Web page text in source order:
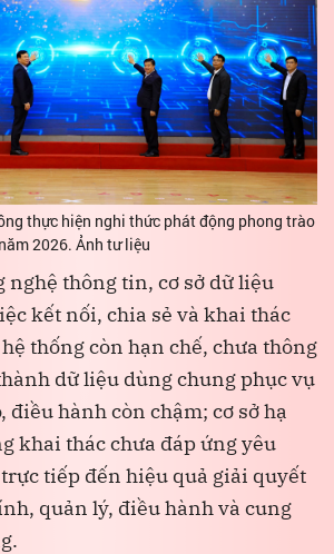
thực hiện nghi thức phát động phong trào
2026. Ảnh tư liệu
nghệ thông tin, cơ sở dữ liệu
kết nối, chia sẻ và khai thác
thống còn hạn chế, chưa thông
dữ liệu dùng chung phục vụ
điều hành còn chậm; cơ sở hạ
khai thác chưa đáp ứng yêu
tiếp đến hiệu quả giải quyết
quản lý, điều hành và cung